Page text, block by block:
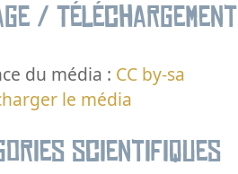
/ Téléchargement
du média : CC by-sa
le média
scientifiques